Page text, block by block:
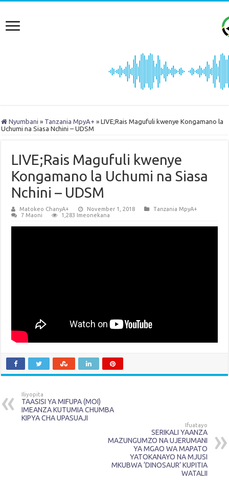
Nyumbani » Tanzania MpyA+ » LIVE;Rais Magufuli kwenye Kongamano la
Uchumi na Siasa Nchini – UDSM
LIVE;Rais Magufuli kwenye
Kongamano la Uchumi na Siasa
Nchini – UDSM
Matokeo ChanyA+ November 1, 2018
Tanzania MpyA+
7 Maoni
1,283 Imeonekana
Iliyopita
TAASISI YA MIFUPA (MOI)
IMEANZA KUTUMIA CHUMBA
KIPYA CHA UPASUAJI
Ifuatayo
SERIKALI YAANZA
MAZUNGUMZO NA UJERUMANI
YA MGAO WA MAPATO
YATOKANAYO NA MJUSI
MKUBWA ‘DINOSAUR’ KUPITIA
WATALII